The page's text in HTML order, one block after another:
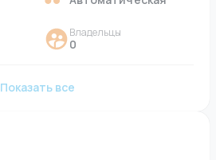
Владельцы
0
Показать все